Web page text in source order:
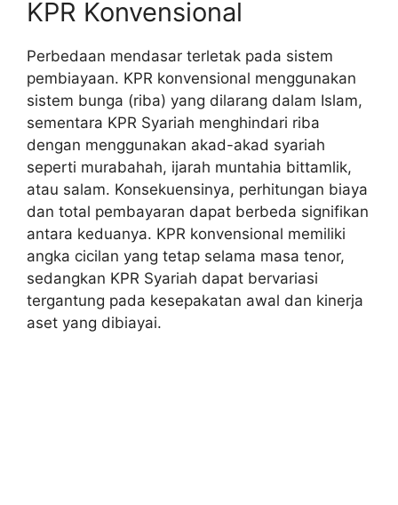
KPR Konvensional
Perbedaan mendasar terletak pada sistem
pembiayaan. KPR konvensional menggunakan
sistem bunga (riba) yang dilarang dalam Islam,
sementara KPR Syariah menghindari riba
dengan menggunakan akad-akad syariah
seperti murabahah, ijarah muntahia bittamlik,
atau salam. Konsekuensinya, perhitungan biaya
dan total pembayaran dapat berbeda signifikan
antara keduanya. KPR konvensional memiliki
angka cicilan yang tetap selama masa tenor,
sedangkan KPR Syariah dapat bervariasi
tergantung pada kesepakatan awal dan kinerja
aset yang dibiayai.